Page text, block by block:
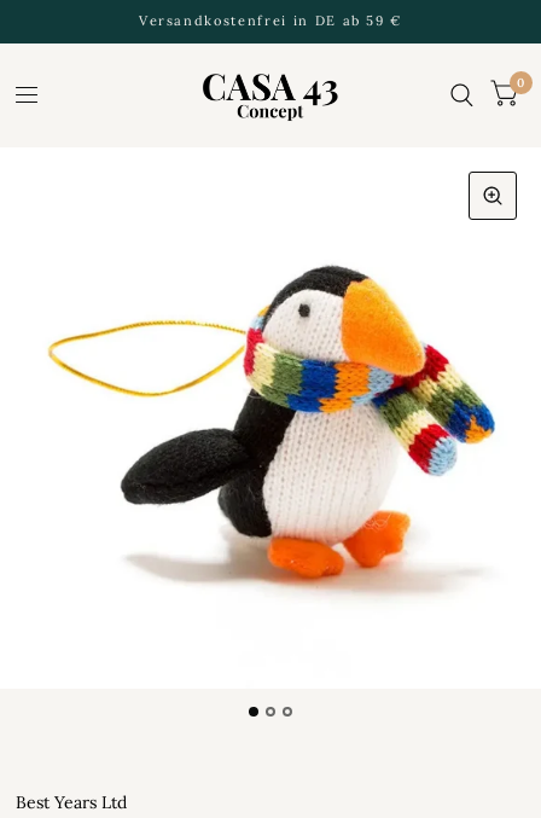
Versandkostenfrei in DE ab 59 €
0
Best Years Ltd